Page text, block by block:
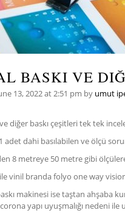
BASKI VE
13, 2022at 2:51 pm by umut
diğer baskı çeşitleri tek tek
adet dahi basılabilen ve ölçü
8 metreye 50 metre gibi
vinil branda folyo one way
makinesi ise taştan ahşaba
yapı uyuşmalığı nedeni